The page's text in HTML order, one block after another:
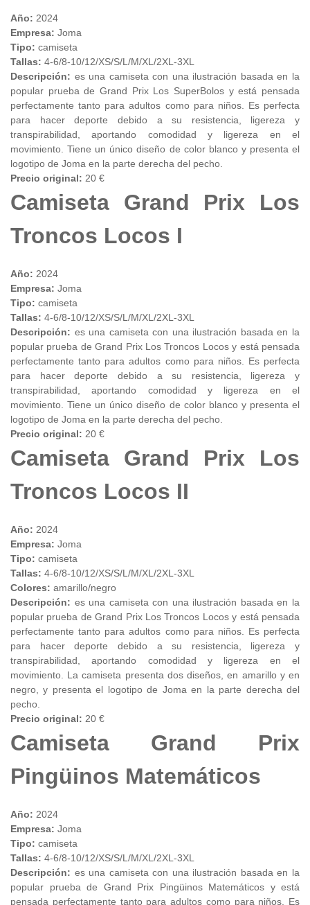
Año: 2024
Empresa: Joma
Tipo: camiseta
Tallas: 4-6/8-10/12/XS/S/L/M/XL/2XL-3XL
Descripción: es una camiseta con una ilustración basada en la
popular prueba de Grand Prix Los SuperBolos y está pensada
perfectamente tanto para adultos como para niños. Es perfecta
para hacer deporte debido a su resistencia, ligereza y
transpirabilidad, aportando comodidad y ligereza en el
movimiento. Tiene un único diseño de color blanco y presenta el
logotipo de Joma en la parte derecha del pecho.
Precio original: 20 €
Camiseta Grand Prix Los
Troncos Locos I
Año: 2024
Empresa: Joma
Tipo: camiseta
Tallas: 4-6/8-10/12/XS/S/L/M/XL/2XL-3XL
Descripción: es una camiseta con una ilustración basada en la
popular prueba de Grand Prix Los Troncos Locos y está pensada
perfectamente tanto para adultos como para niños. Es perfecta
para hacer deporte debido a su resistencia, ligereza y
transpirabilidad, aportando comodidad y ligereza en el
movimiento. Tiene un único diseño de color blanco y presenta el
logotipo de Joma en la parte derecha del pecho.
Precio original: 20 €
Camiseta Grand Prix Los
Troncos Locos II
Año: 2024
Empresa: Joma
Tipo: camiseta
Tallas: 4-6/8-10/12/XS/S/L/M/XL/2XL-3XL
Colores: amarillo/negro
Descripción: es una camiseta con una ilustración basada en la
popular prueba de Grand Prix Los Troncos Locos y está pensada
perfectamente tanto para adultos como para niños. Es perfecta
para hacer deporte debido a su resistencia, ligereza y
transpirabilidad, aportando comodidad y ligereza en el
movimiento. La camiseta presenta dos diseños, en amarillo y en
negro, y presenta el logotipo de Joma en la parte derecha del
pecho.
Precio original: 20 €
Camiseta Grand Prix
Pingüinos Matemáticos
Año: 2024
Empresa: Joma
Tipo: camiseta
Tallas: 4-6/8-10/12/XS/S/L/M/XL/2XL-3XL
Descripción: es una camiseta con una ilustración basada en la
popular prueba de Grand Prix Pingüinos Matemáticos y está
pensada perfectamente tanto para adultos como para niños. Es